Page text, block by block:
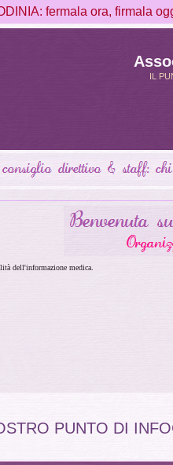
fermala ora, firmala
IL
dell'informazione medica.
PUNTO DI